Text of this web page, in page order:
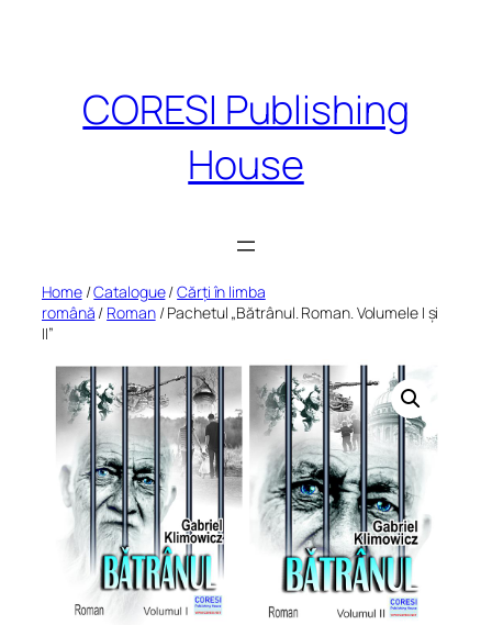
CORESI Publishing
House
Home/Catalogue/Cărți în limba
română / Roman/ Pachetul „Bătrânul. Roman. Volumele I și
II”